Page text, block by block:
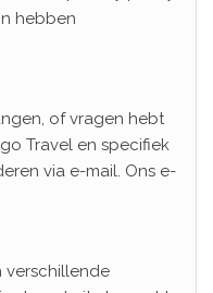
hebben
of vragen hebt
Travel en specifiek
via e-mail. Ons e-
verschillende